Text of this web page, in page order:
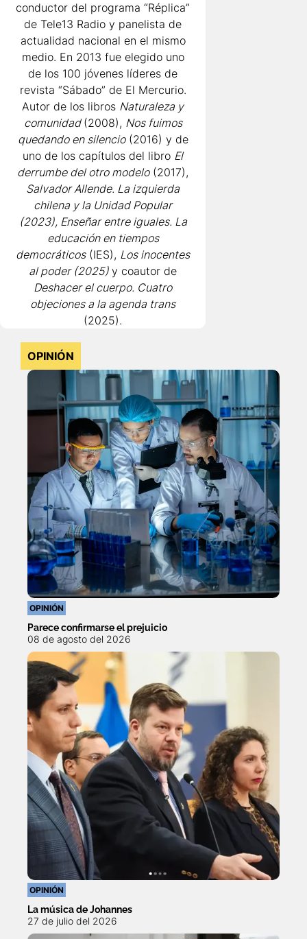
conductor del programa “Réplica”
de Tele13 Radio y panelista de
actualidad nacional en el mismo
medio. En 2013 fue elegido uno
de los 100 jóvenes líderes de
revista “Sábado” de El Mercurio.
Autor de los libros Naturaleza y
comunidad (2008), Nos fuimos
quedando en silencio(2016) y de
uno de los capítulos del libro El
derrumbe del otro modelo(2017),
Salvador Allende. La izquierda
chilena y la Unidad Popular
(2023), Enseñar entre iguales. La
educación en tiempos
democráticos(IES), Los inocentes
al poder (2025) y coautor de
Deshacer el cuerpo. Cuatro
objeciones a la agenda trans
(2025).
OPINIÓN
OPINIÓN
Parece confirmarse el prejuicio
08 de agosto del 2026
OPINIÓN
La música de Johannes
27 de julio del 2026